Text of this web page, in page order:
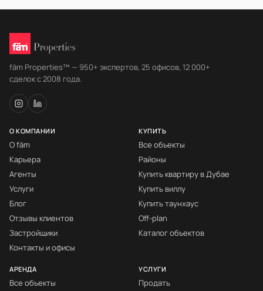
fäm Properties™ — 950+ экспертов, 25 офисов, 12 000+
сделок с 2008 года.
О КОМПАНИИ
О fäm
Карьера
Агенты
Услуги
Блог
Отзывы клиентов
Застройщики
Контакты и офисы
КУПИТЬ
Все объекты
Районы
Купить квартиру в Дубае
Купить виллу
Купить таунхаус
Off-plan
Каталог объектов
АРЕНДА
Все объекты
УСЛУГИ
Продать